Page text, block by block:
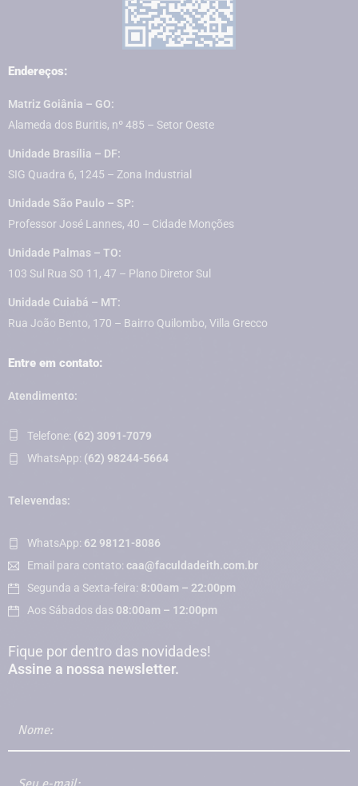
Endereços:
Matriz Goiânia – GO:
Alameda dos Buritis, nº 485 – Setor Oeste
Unidade Brasília – DF:
SIG Quadra 6, 1245 – Zona Industrial
Unidade São Paulo – SP:
Professor José Lannes, 40 – Cidade Monções
Unidade Palmas – TO:
103 Sul Rua SO 11, 47 – Plano Diretor Sul
Unidade Cuiabá – MT:
Rua João Bento, 170 – Bairro Quilombo, Villa Grecco
Entre em contato:
Atendimento:
Telefone: (62) 3091-7079
WhatsApp: (62) 98244-5664
Televendas:
WhatsApp: 62 98121-8086
Email para contato: caa@faculdadeith.com.br
Segunda a Sexta-feira: 8:00am – 22:00pm
Aos Sábados das 08:00am – 12:00pm
Fique por dentro das novidades!
Assine a nossa newsletter.